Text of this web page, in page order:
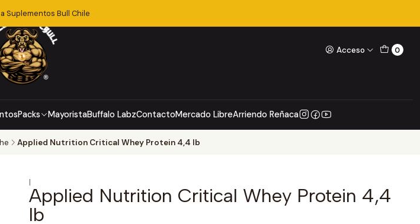
Acceso 0
Packs MayoristaBuffalo LabzContactoMercado LibreArriendo Reñaca
Suplementos Bull Chile
Applied Nutrition Critical Whey Protein 4,4 lb
|
Applied Nutrition Critical Whey Protein 4,4
lb